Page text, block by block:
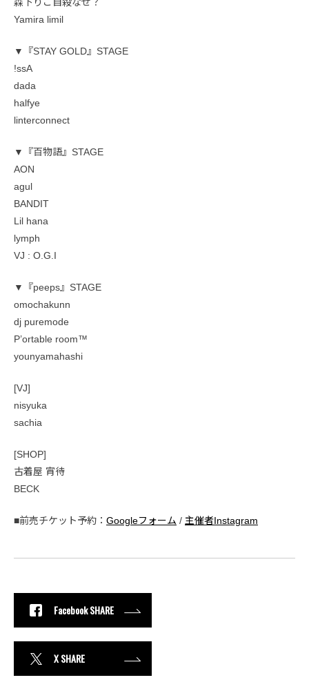
Yamira limil
▼『STAY GOLD』STAGE
!ssA
dada
halfye
linterconnect
▼『百物語』STAGE
AON
agul
BANDIT
Lil hana
lymph
VJ : O.G.I
▼『peeps』STAGE
omochakunn
dj puremode
P’ortable room™︎
younyamahashi
[VJ]
nisyuka
sachia
[SHOP]
古着屋 宵待
BECK
■前売チケット予約： Googleフォーム / 主催者Instagram
Facebook SHARE
X SHARE